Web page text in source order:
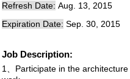
Refresh Date: Aug. 13, 2015
Expiration Date: Sep. 30, 2015
Job Description:
1、Participate in the